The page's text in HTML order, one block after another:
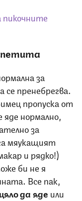
пикочните
за
се пренебрегва.
пропуска от
нормално,
за
мяукащият
и рядко!)
би не я
Все пак,
да яде или